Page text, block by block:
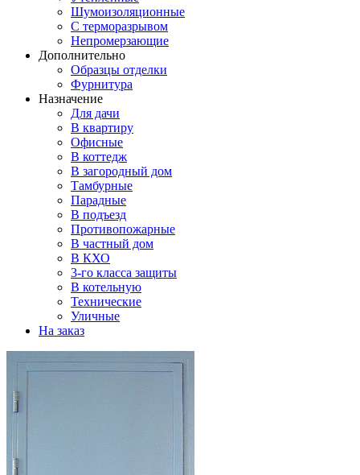
Шумоизоляционные
С терморазрывом
Непромерзающие
Дополнительно
Образцы отделки
Фурнитура
Назначение
Для дачи
В квартиру
Офисные
В коттедж
В загородный дом
Тамбурные
Парадные
В подъезд
Противопожарные
В частный дом
В КХО
3-го класса защиты
В котельную
Технические
Уличные
На заказ